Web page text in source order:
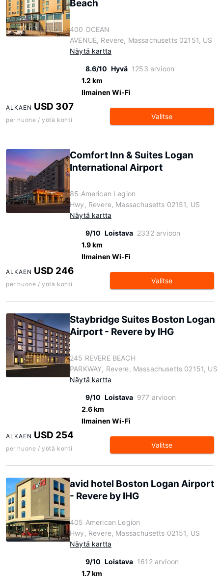
Beach
400 OCEAN
AVENUE, Revere, Massachusetts 02151, US
Näytä kartta
8.6/10 Hyvä 1253 arvioon
1.2 km
Ilmainen Wi-Fi
ALKAEN USD 307
per huone / yötä kohti Valitse
Comfort Inn & Suites Logan
International Airport
85 American Legion
Hwy, Revere, Massachusetts 02151, US
Näytä kartta
9/10 Loistava 2332 arvioon
1.9 km
Ilmainen Wi-Fi
ALKAEN USD 246
per huone / yötä kohti Valitse
Staybridge Suites Boston Logan
Airport - Revere by IHG
245 REVERE BEACH
PARKWAY, Revere, Massachusetts 02151, US
Näytä kartta
9/10 Loistava 977 arvioon
2.6 km
Ilmainen Wi-Fi
ALKAEN USD 254
per huone / yötä kohti Valitse
avid hotel Boston Logan Airport
- Revere by IHG
405 American Legion
Hwy, Revere, Massachusetts 02151, US
Näytä kartta
9/10 Loistava 1612 arvioon
1.7 km